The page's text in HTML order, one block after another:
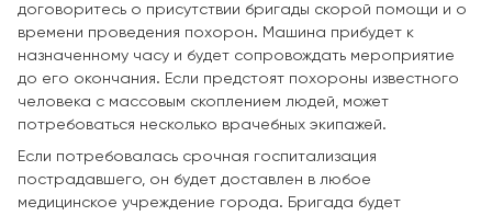
договоритесь о присутствии бригады скорой помощи и о
времени проведения похорон. Машина прибудет к
назначенному часу и будет сопровождать мероприятие
до его окончания. Если предстоят похороны известного
человека с массовым скоплением людей, может
потребоваться несколько врачебных экипажей.
Если потребовалась срочная госпитализация
пострадавшего, он будет доставлен в любое
медицинское учреждение города. Бригада будет